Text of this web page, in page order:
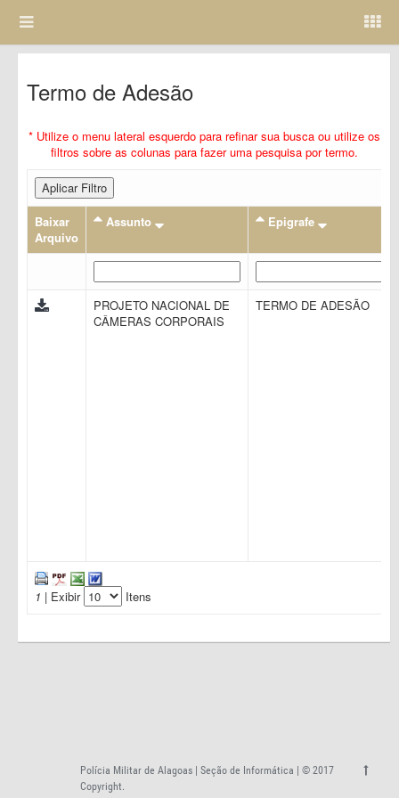
Termo de Adesão
* Utilize o menu lateral esquerdo para refinar sua busca ou utilize os
filtros sobre as colunas para fazer uma pesquisa por termo.
Aplicar Filtro
Baixar
Arquivo
Assunto Epigrafe
PROJETO NACIONAL DE
CÂMERAS CORPORAIS
TERMO DE ADESÃO
1 | Exibir Itens
Polícia Militar de Alagoas | Seção de Informática | © 2017
Copyright.